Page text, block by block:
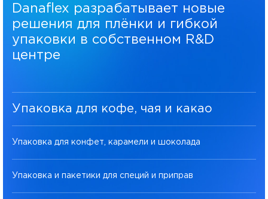
Danaflex разрабатывает новые
решения для плёнки и гибкой
упаковки в собственном R&D
центре
Упаковка для кофе, чая и какао
Упаковка для конфет, карамели и шоколада
Упаковка и пакетики для специй и приправ